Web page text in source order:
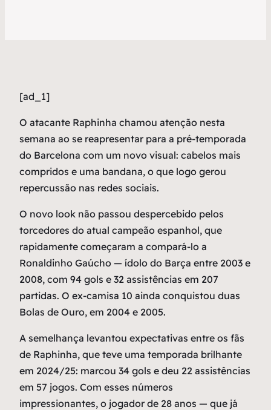
[ad_1]
O atacante Raphinha chamou atenção nesta
semana ao se reapresentar para a pré-temporada
do Barcelona com um novo visual: cabelos mais
compridos e uma bandana, o que logo gerou
repercussão nas redes sociais.
O novo look não passou despercebido pelos
torcedores do atual campeão espanhol, que
rapidamente começaram a compará-lo a
Ronaldinho Gaúcho — ídolo do Barça entre 2003 e
2008, com 94 gols e 32 assistências em 207
partidas. O ex-camisa 10 ainda conquistou duas
Bolas de Ouro, em 2004 e 2005.
A semelhança levantou expectativas entre os fãs
de Raphinha, que teve uma temporada brilhante
em 2024/25: marcou 34 gols e deu 22 assistências
em 57 jogos. Com esses números
impressionantes, o jogador de 28 anos — que já